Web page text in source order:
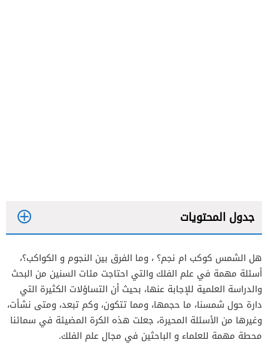
جدول المحتويات
هل الشمس كوكب ام نجم؟ ، وما الفرق بين النجوم و الكواكب؟،
أسئلة مهمة في علم الفلك والتي احتاجت مئات السنين من البحث
والدراسة العلمية للإجابة عنها، بحيث أن التساؤلات الكثيرة التي
دارة حول شمسنا، ما حجمها، ومما تتكون، وكم تبعد، ومتى نشأت،
وغيرها من الأسئلة المحيرة، جعلت هذه الكرة المضيئة في سمائنا
محطة مهمة للعلماء و الباحثين في مجال علم الفلك.